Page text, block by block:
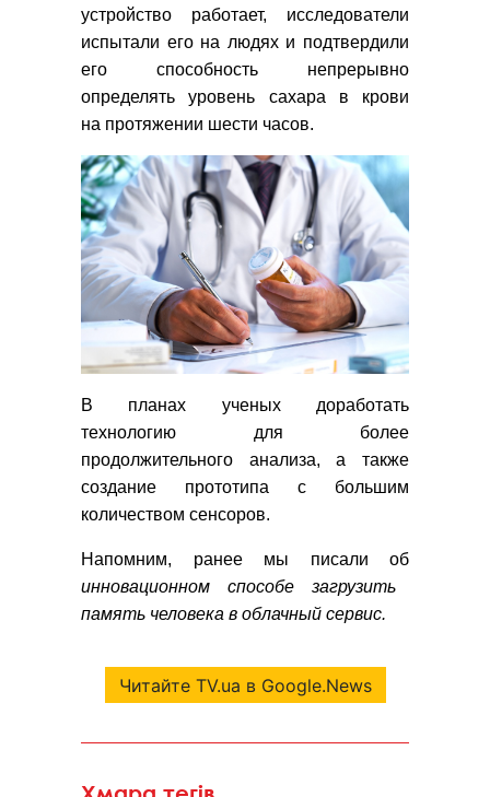
устройство работает, исследователи
испытали его на людях и подтвердили
его способность непрерывно
определять уровень сахара в крови
на протяжении шести часов.
В планах ученых доработать
технологию для более
продолжительного анализа, а также
создание прототипа с большим
количеством сенсоров.
Напомним, ранее мы писали об
инновационном способе загрузить
память человека в облачный сервис.
Читайте TV.ua в Google.News